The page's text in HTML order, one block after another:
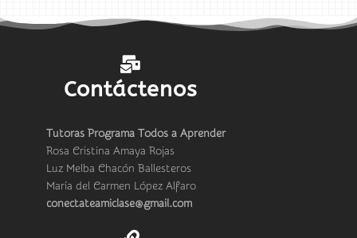
Contáctenos
Tutoras Programa Todos a Aprender
Rosa Cristina Amaya Rojas
Luz Melba Chacón Ballesteros
María del Carmen López Alfaro
conectateamiclase@gmail.com